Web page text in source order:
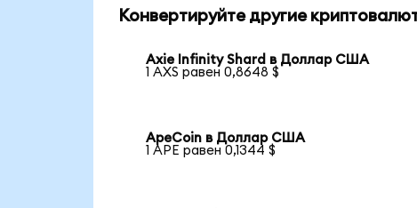
Конвертируйте другие
Axie Infinity Shard в Доллар США
1 AXS равен 0,8648 $
ApeCoin в Доллар США
1 APE равен 0,1344 $